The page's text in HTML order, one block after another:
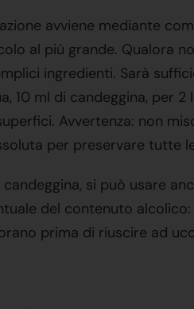
avviene mediante
al più grande. Qualora
ingredienti. Sarà
10 ml di candeggina, per
Avvertenza: non
per preservare tutte
si può usare
del contenuto
prima di riuscire ad